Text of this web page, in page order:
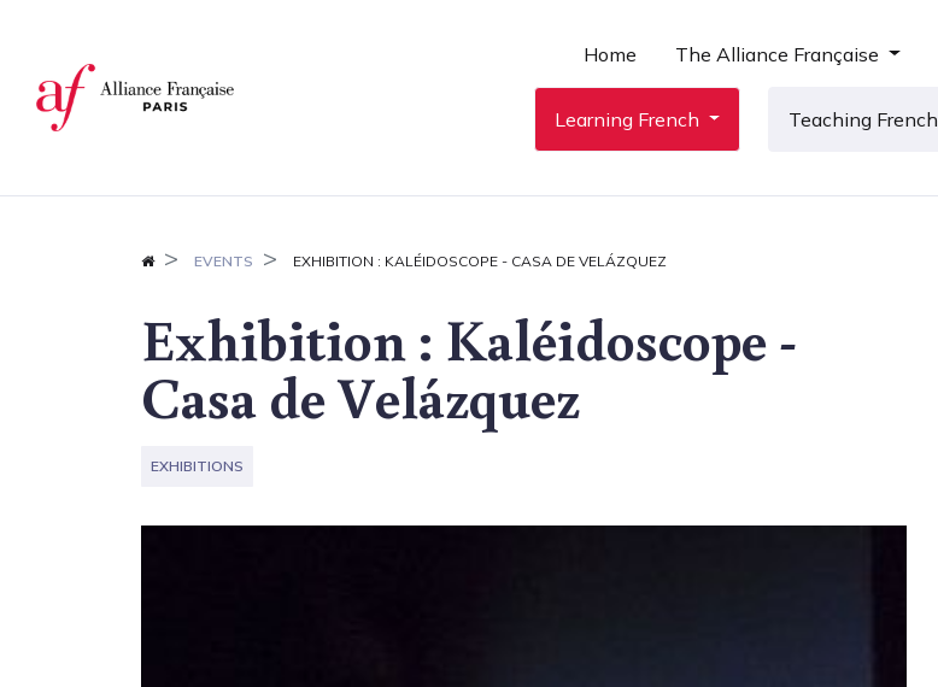
Home The Alliance Française
Learning French Teaching French
EVENTS EXHIBITION : KALÉIDOSCOPE - CASA DE VELÁZQUEZ
Exhibition : Kaléidoscope -
Casa de Velázquez
EXHIBITIONS